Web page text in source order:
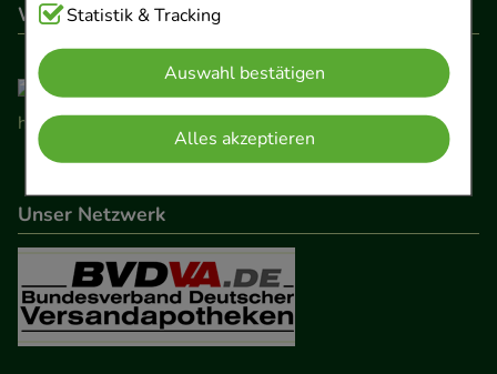
Cookies, die für die Grundfunktionen unserer
Website notwendig sind (z.B. Navigation,
Warenkorb, Kundenkonto), weshalb auf diese nicht
verzichtet werden kann.
Komfort:Diese Cookies werden genutzt um das
Einkaufserlebnis noch ansprechender zu gestalten,
beispielsweise für die Wiedererkennung des
Besuchers oder unsere Seite an bevorzugte
Verhaltensweisen (z.B. Spracheinstellung)
anzupassen. Komfort-Cookies ermöglichen es uns
auch auf Ihre Bedürfnisse zugeschrittene Inhalte
Statistik & Tracking
Auswahl bestätigen
Alles akzeptieren
Wir sind hier gelistet
Unser Netzwerk